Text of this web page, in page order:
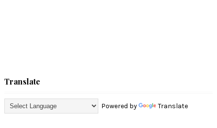
Translate
Powered by Translate